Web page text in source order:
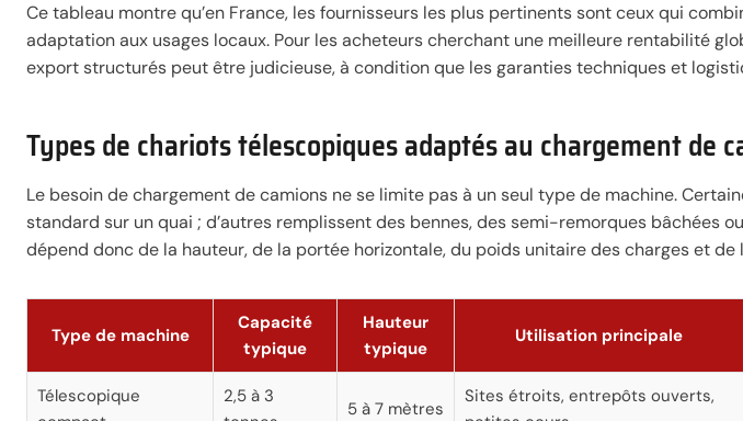
Ce tableau montre qu’en France, les fournisseurs les plus pertinents sont ceux qui
adaptation aux usages locaux. Pour les acheteurs cherchant une meilleure rentabilité
export structurés peut être judicieuse, à condition que les garanties techniques et
Types de chariots télescopiques adaptés au chargement de
Le besoin de chargement de camions ne se limite pas à un seul type de machine.
standard sur un quai ; d’autres remplissent des bennes, des semi-remorques bâchées
dépend donc de la hauteur, de la portée horizontale, du poids unitaire des charges et de
Type de machine
Capacité
typique
Hauteur
typique
Utilisation principale
Télescopique
2,5 à 3
5 à 7 mètres
Sites étroits, entrepôts ouverts,